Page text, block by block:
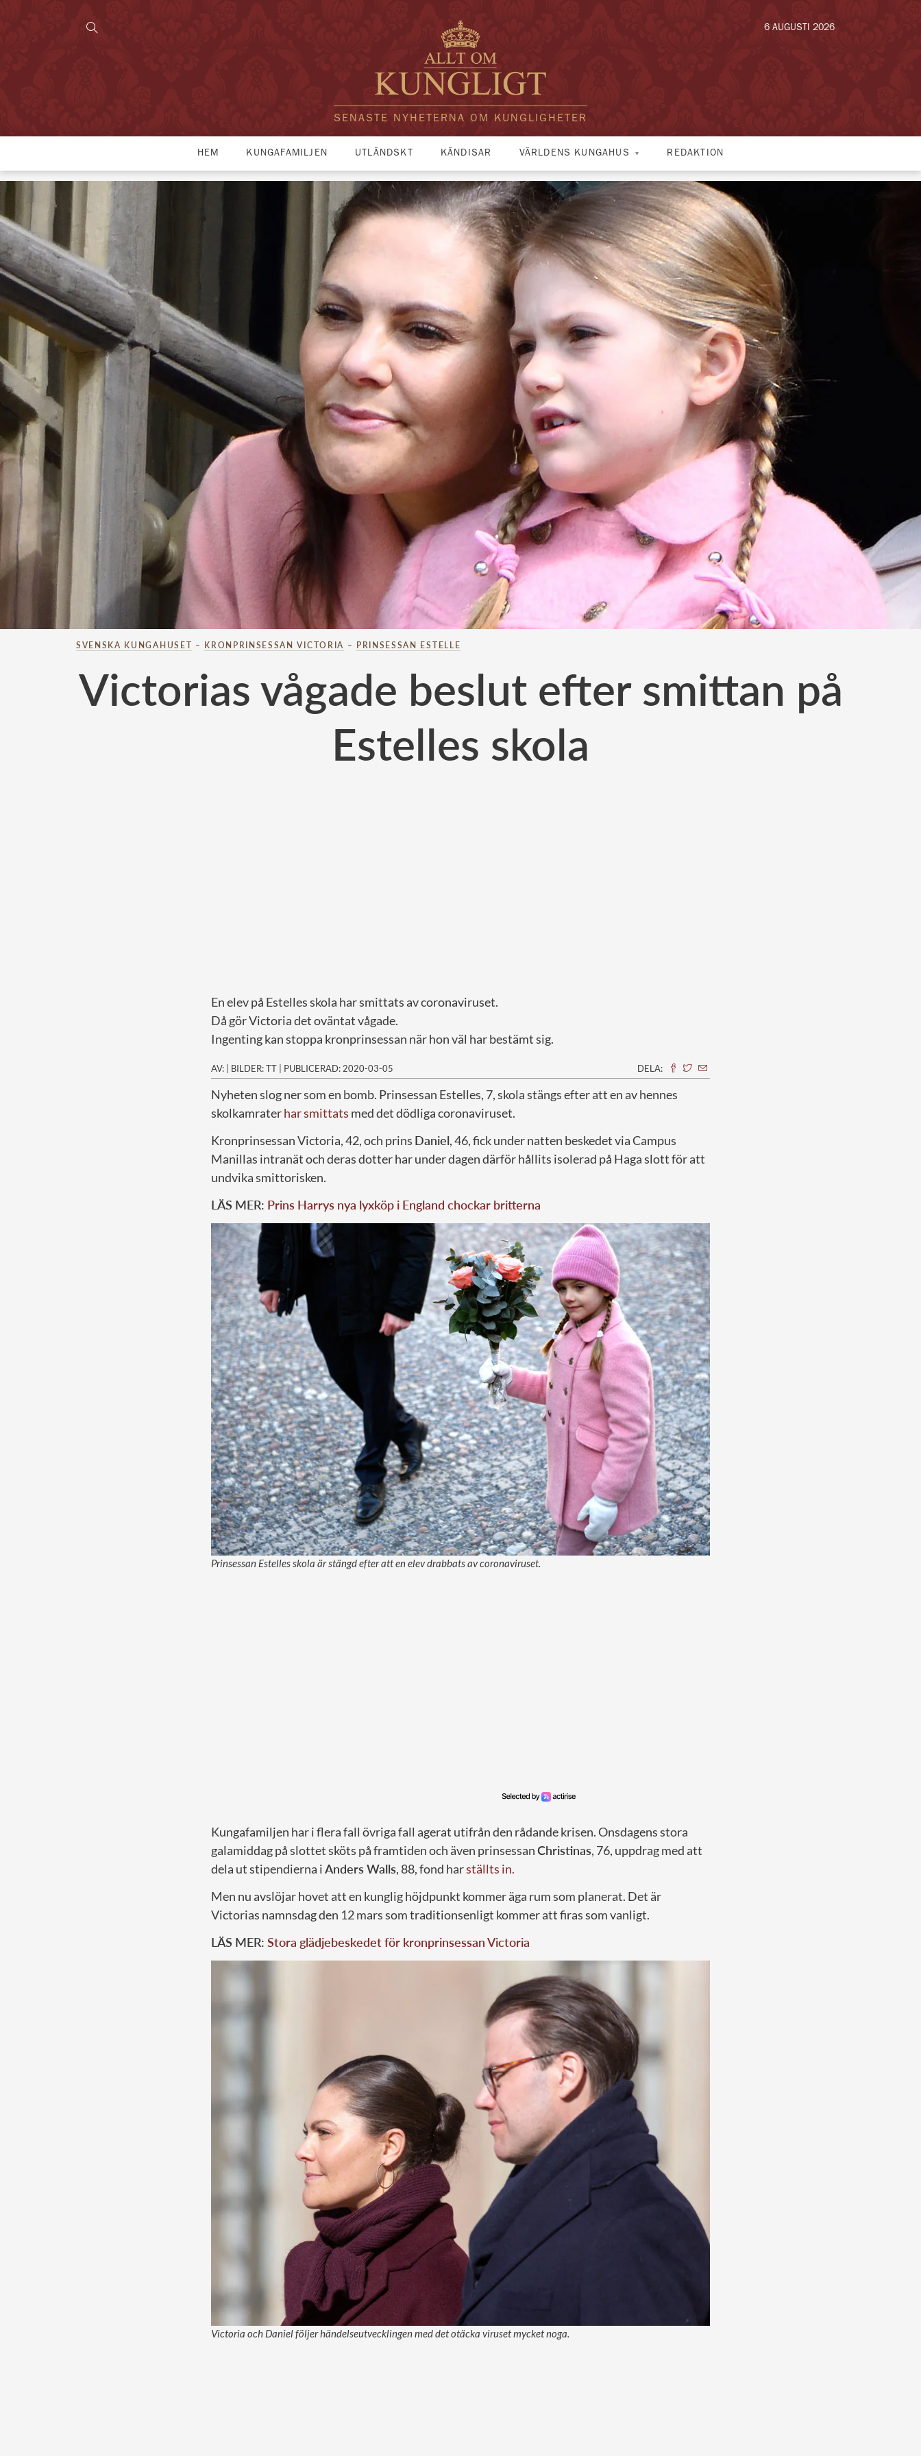
SENASTE NYHETERNA OM KUNGLIGHETER
6 AUGUSTI 2026
HEM KUNGAFAMILJEN UTLÄNDSKT KÄNDISAR VÄRLDENS KUNGAHUS REDAKTION
SVENSKA KUNGAHUSET – KRONPRINSESSAN VICTORIA – PRINSESSAN ESTELLE
Victorias vågade beslut efter smittan på
Estelles skola
En elev på Estelles skola har smittats av coronaviruset.
Då gör Victoria det oväntat vågade.
Ingenting kan stoppa kronprinsessan när hon väl har bestämt sig.
AV: | BILDER: TT | PUBLICERAD: 2020-03-05 DELA:
Nyheten slog ner som en bomb. Prinsessan Estelles, 7, skola stängs efter att en av hennes
skolkamraterhar smittats med det dödliga coronaviruset.
Kronprinsessan Victoria, 42, och prins Daniel, 46, fick under natten beskedet via Campus
Manillas intranät och deras dotter har under dagen därför hållits isolerad på Haga slott för att
undvika smittorisken.
LÄS MER: Prins Harrys nya lyxköp i England chockar britterna
Prinsessan Estelles skola är stängd efter att en elev drabbats av coronaviruset.
Kungafamiljen har i flera fall övriga fall agerat utifrån den rådande krisen. Onsdagens stora
galamiddag på slottet sköts på framtiden och även prinsessanChristinas, 76, uppdrag med att
dela ut stipendierna iAnders Walls, 88, fond harställts in.
Men nu avslöjar hovet att en kunglig höjdpunkt kommer äga rum som planerat. Det är
Victorias namnsdag den 12 mars som traditionsenligt kommer att firas som vanligt.
LÄS MER: Stora glädjebeskedet för kronprinsessan Victoria
Victoria och Daniel följer händelseutvecklingen med det otäcka viruset mycket noga.